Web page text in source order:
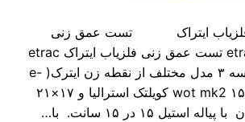
ایتراک تست عمق زنی
فلزیاب ایتراک etrac تست عمق زنی فلزیاب ایتراک etrac
، زیر خاک و مقایسه ۳ مدل مختلف از نقطه زن ایترک( e-
trac) با دو کویل ۱۵ wot mk2 کویلتک استرالیا و ۱۷×۲۱
استیل ۱۵ در ۱۵ سانت. با…